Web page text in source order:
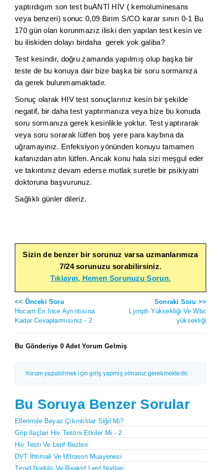
yaptırdıgım son test buANTİ HİV ( kemoluminesans
veya benzeri) sonuc 0,09 Birim S/CO karar sınırı 0-1 Bu
170 gün olan korunmazız iliski den yapılan test kesin ve
bu iliskiden dolayı birdaha gerek yok galiba?
Test kesindir, doğru zamanda yapılmış olup başka bir
teste de bu konuya dair bize başka bir soru sormanıza
da gerek bulunmamaktadır.
Sonuç olarak HIV test sonuçlarınız kesin bir şekilde
negatif, bir daha test yaptırmanıza veya bize bu konuda
soru sormanıza gerek kesinlikle yoktur. Test yaptırarak
veya soru sorarak lütfen boş yere para kaybına da
uğramayınız. Enfeksiyon yönünden konuyu tamamen
kafanızdan atın lütfen. Ancak konu hala sizi meşgul eder
ve takıntınız devam ederse mutlak suretle bir psikiyatri
doktoruna başvurunuz.
Sağlıklı günler dileriz.
Sizin de benzer bir sorunuz varsa uzmanlarımıza
7/24 sorunuzu sorabilirsiniz.
Tıklayın, Hemen Sorunuzu Sorun.
<< Önceki Soru
Hocam En Ince Ayrıntısına
Kadar Cevaplarmısınız - 2
Sonraki Soru >>
Lymph Yüksekliği Ve Wbc
yüksekliği
Bu Gönderiye 0 Adet Yorum Gelmiş
Yorum yapabilmek için giriş yapmış olmanız gerekmektedir.
Bu Soruya Benzer Sorular
Ellerimde Beyaz Çıkıntılılar Siğil Mi?
Grip Ilaçlari Hiv Testini Etkiler Mi - 2
Hiv Testi Ve Lenf Bezleri
DVT İhtimali Ve Ultrason Muayenesi
Tiroid Nodülü Ve Reaktif Lenf Nodları